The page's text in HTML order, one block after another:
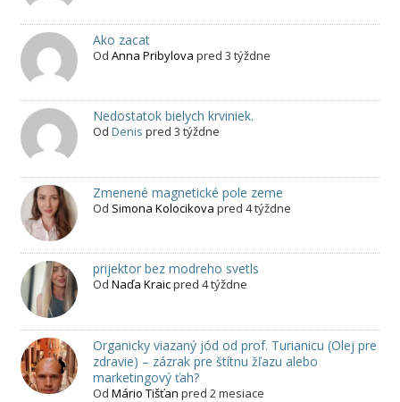
Ako zacat
Od Anna Pribylova pred 3 týždne
Nedostatok bielych krviniek.
Od Denis pred 3 týždne
Zmenené magnetické pole zeme
Od Simona Kolocikova pred 4 týždne
prijektor bez modreho svetls
Od Naďa Kraicpred 4 týždne
Organicky viazaný jód od prof. Turianicu (Olej pre
zdravie) – zázrak pre štítnu žľazu alebo
marketingový ťah?
Od Mário Tišťan pred 2 mesiace